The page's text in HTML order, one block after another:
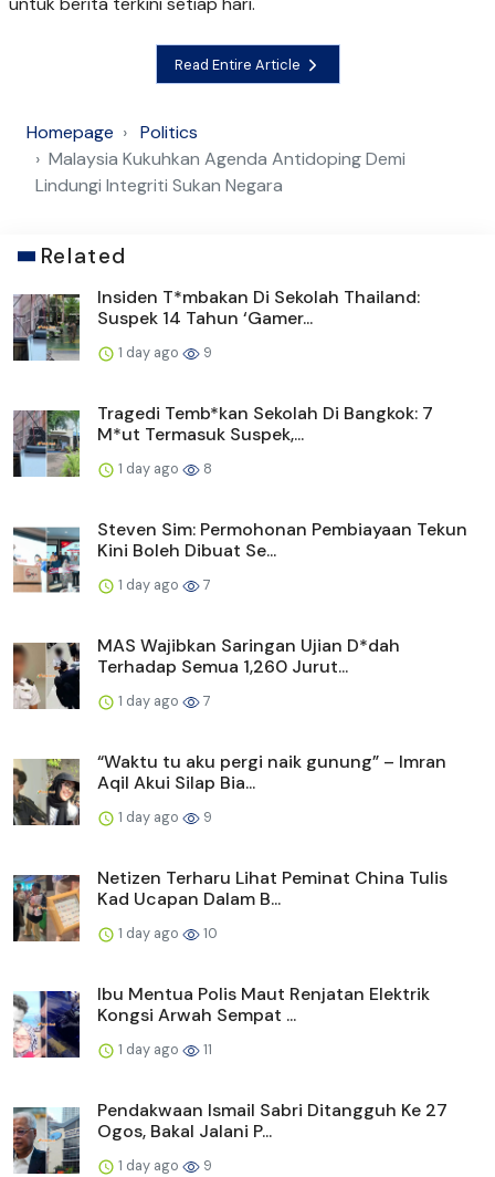
Read Entire Article
Homepage
Politics
Malaysia Kukuhkan Agenda Antidoping Demi
Lindungi Integriti Sukan Negara
Related
Insiden T*mbakan Di Sekolah Thailand:
Suspek 14 Tahun ‘Gamer...
1 day ago 9
Tragedi Temb*kan Sekolah Di Bangkok: 7
M*ut Termasuk Suspek,...
1 day ago 8
Steven Sim: Permohonan Pembiayaan Tekun
Kini Boleh Dibuat Se...
1 day ago 7
MAS Wajibkan Saringan Ujian D*dah
Terhadap Semua 1,260 Jurut...
1 day ago 7
“Waktu tu aku pergi naik gunung” – Imran
Aqil Akui Silap Bia...
1 day ago 9
Netizen Terharu Lihat Peminat China Tulis
Kad Ucapan Dalam B...
1 day ago 10
Ibu Mentua Polis Maut Renjatan Elektrik
Kongsi Arwah Sempat ...
1 day ago 11
Pendakwaan Ismail Sabri Ditangguh Ke 27
Ogos, Bakal Jalani P...
1 day ago 9